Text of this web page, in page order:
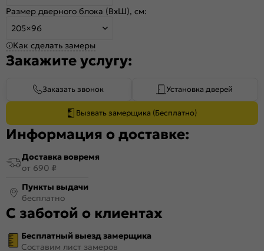
Размер дверного блока (ВхШ), см:
205×96
Как сделать замеры
Закажите услугу:
Заказать звонок Установка дверей
Вызвать замерщика (Бесплатно)
Информация о доставке:
Доставка вовремя
от 690 ₽
Пункты выдачи
бесплатно
С заботой о клиентах
Бесплатный выезд замерщика
Составим лист замеров